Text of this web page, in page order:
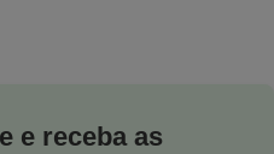
e receba as